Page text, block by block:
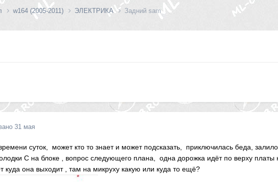
w164 (2005-2011) ЭЛЕКТРИКА Задний sam
31 мая
суток, может кто то знает и может подсказать, приключилась беда,
C на блоке , вопрос следующего плана, одна дорожка идёт по верху
куда она выходит , там на микруху какую или куда то ещё?